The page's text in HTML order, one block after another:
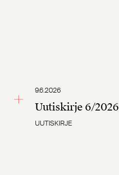
9.6.2026
Uutiskirje 6/2026
UUTISKIRJE